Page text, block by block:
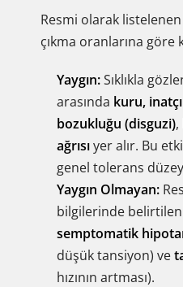
Resmi olarak
çıkma oranlarına
Yaygın:Sıklıkla
arasında kuru,
bozukluğu (disguzi),
ağrısıyer alır. Bu
genel tolerans
Yaygın Olmayan:
bilgilerinde
semptomatik
düşük tansiyon) ve
hızının artması).